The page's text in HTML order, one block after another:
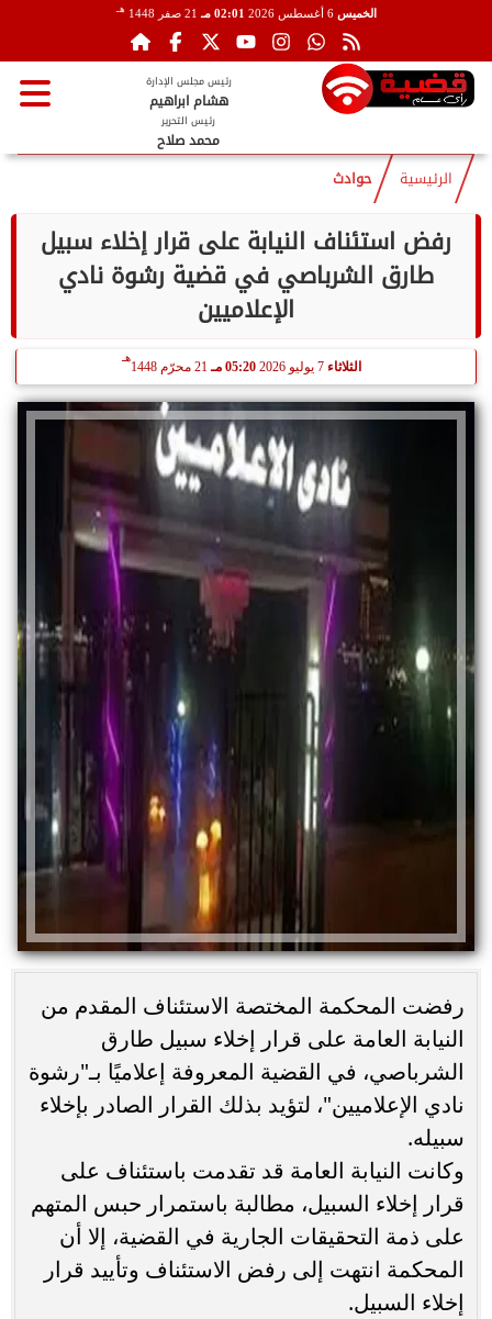
الخميس 6 أغسطس 2026 02:01 مـ 21 صفر 1448 هـ
رئيس مجلس الإدارة
هشام ابراهيم
رئيس التحرير
محمد صلاح
الرئيسية حوادث
رفض استئناف النيابة على قرار إخلاء سبيل
طارق الشرباصي في قضية رشوة نادي
الإعلاميين
الثلاثاء 05:20 مـ 21 محرّم 1448
هـ
رفضت المحكمة المختصة الاستئناف المقدم من
النيابة العامة على قرار إخلاء سبيل طارق
الشرباصي، في القضية المعروفة إعلاميًا بـ"رشوة
نادي الإعلاميين"، لتؤيد بذلك القرار الصادر بإخلاء
سبيله.
وكانت النيابة العامة قد تقدمت باستئناف على
قرار إخلاء السبيل، مطالبة باستمرار حبس المتهم
على ذمة التحقيقات الجارية في القضية، إلا أن
المحكمة انتهت إلى رفض الاستئناف وتأييد قرار
إخلاء السبيل.